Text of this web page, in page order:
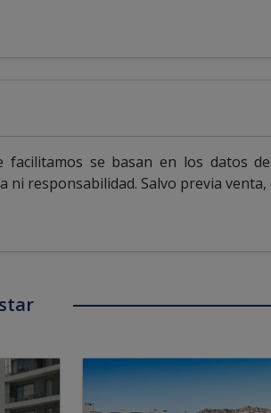
facilitamos se basan en los datos
responsabilidad. Salvo previa venta,